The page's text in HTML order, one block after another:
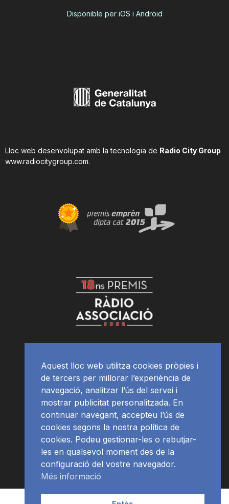
Disponible per iOS i Android
Lloc web desenvolupat amb la tecnologia de Radio City Group
www.radiocitygroup.com.
APP Programació
Aquest lloc web utilitza cookies pròpies i
de tercers per millorar l’experiència de
navegació, analitzar l’ús del servei i
mostrar publicitat personalitzada. En
continuar navegant, accepteu l’ús de
cookies segons la nostra política de
cookies. Podeu gestionar-les o rebutjar-
les en qualsevol moment des de la
configuració del vostre navegador.
Més informació